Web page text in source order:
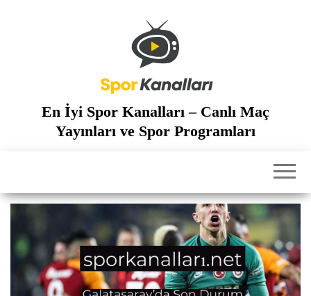
En İyi Spor Kanalları – Canlı Maç
Yayınları ve Spor Programları